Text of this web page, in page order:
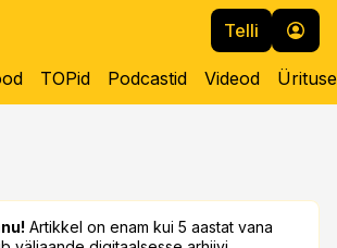
Telli
TOPid Podcastid Videod
Artikkel on enam kui 5 aastat vana